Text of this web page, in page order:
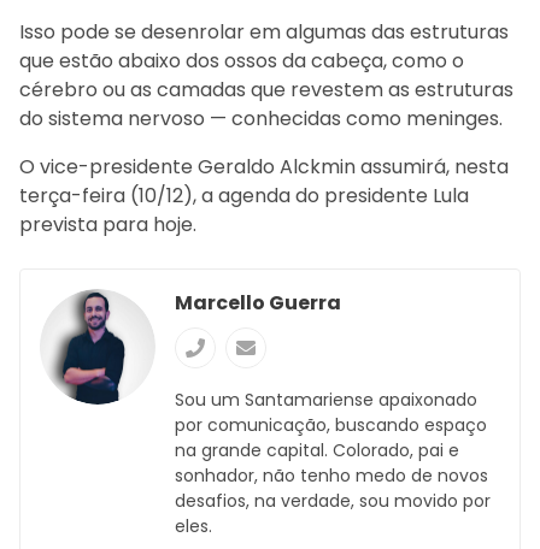
Isso pode se desenrolar em algumas das estruturas
que estão abaixo dos ossos da cabeça, como o
cérebro ou as camadas que revestem as estruturas
do sistema nervoso — conhecidas como meninges.
O vice-presidente Geraldo Alckmin assumirá, nesta
terça-feira (10/12), a agenda do presidente Lula
prevista para hoje.
Marcello Guerra
Sou um Santamariense apaixonado
por comunicação, buscando espaço
na grande capital. Colorado, pai e
sonhador, não tenho medo de novos
desafios, na verdade, sou movido por
eles.